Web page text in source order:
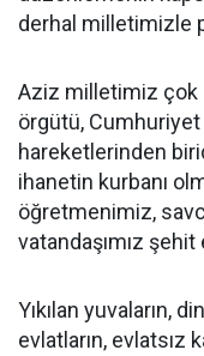
derhal milletimizle
Aziz milletimiz çok
örgütü,
hareketlerinden
ihanetin kurbanı
öğretmenimiz,
vatandaşımız
Yıkılan yuvaların,
evlatların, evlatsız